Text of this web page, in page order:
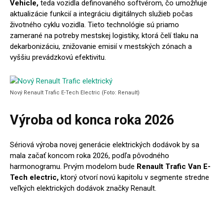
Vehicle, teda vozidla definovaného softvérom, čo umožňuje
aktualizácie funkcií a integráciu digitálnych služieb počas
životného cyklu vozidla. Tieto technológie sú priamo
zamerané na potreby mestskej logistiky, ktorá čelí tlaku na
dekarbonizáciu, znižovanie emisií v mestských zónach a
vyššiu prevádzkovú efektivitu.
Nový Renault Trafic E-Tech Electric (Foto: Renault)
Výroba od konca roka 2026
Sériová výroba novej generácie elektrických dodávok by sa
mala začať koncom roka 2026, podľa pôvodného
harmonogramu. Prvým modelom bude Renault Trafic Van E-
Tech electric, ktorý otvorí novú kapitolu v segmente stredne
veľkých elektrických dodávok značky Renault.